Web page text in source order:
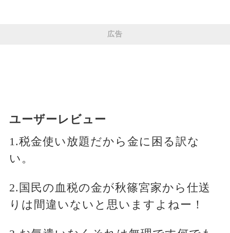
広告
ユーザーレビュー
1.税金使い放題だから金に困る訳な
い。
2.国民の血税の金が秋篠宮家から仕送
りは間違いないと思いますよねー！